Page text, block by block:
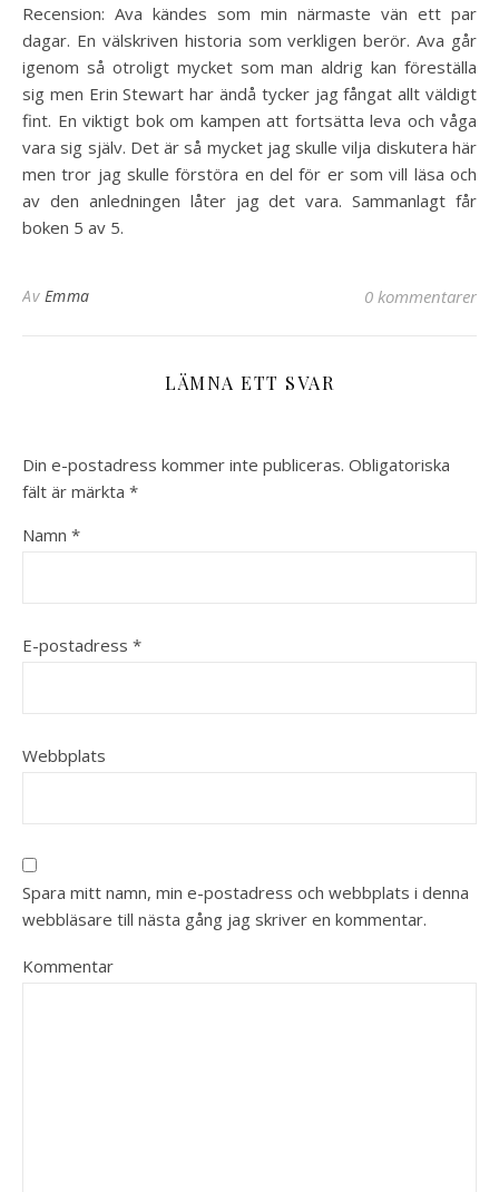
Recension: Ava kändes som min närmaste vän ett par
dagar. En välskriven historia som verkligen berör. Ava går
igenom så otroligt mycket som man aldrig kan föreställa
sig men Erin Stewart har ändå tycker jag fångat allt väldigt
fint. En viktigt bok om kampen att fortsätta leva och våga
vara sig själv. Det är så mycket jag skulle vilja diskutera här
men tror jag skulle förstöra en del för er som vill läsa och
av den anledningen låter jag det vara. Sammanlagt får
boken 5 av 5.
Av Emma 0 kommentarer
LÄMNA ETT SVAR
Din e-postadress kommer inte publiceras. Obligatoriska
fält är märkta *
Namn *
E-postadress *
Webbplats
Spara mitt namn, min e-postadress och webbplats i denna
webbläsare till nästa gång jag skriver en kommentar.
Kommentar